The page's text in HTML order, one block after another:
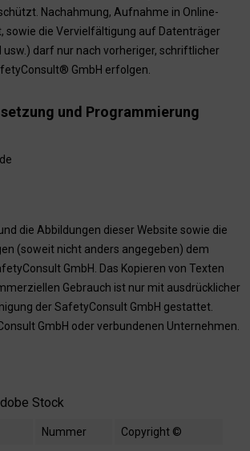
Nachahmung, Aufnahme in Online-
sowie die Vervielfältigung auf Datenträger
usw.) darf nur nach vorheriger, schriftlicher
GmbH erfolgen.
und Programmierung
die Abbildungen dieser Website sowie die
(soweit nicht anders angegeben) dem
GmbH. Das Kopieren von Texten
Gebrauch ist nur mit ausdrücklicher
der SafetyConsult GmbH gestattet.
GmbH oder verbundenen Unternehmen.
Stock
Nummer Copyright ©